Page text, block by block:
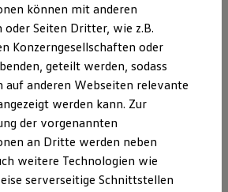
visit
Kollektion
Drop
Promacht Ihnen das Ein- und
– ohne, dass Sie sich in enge Lücken
Ihnen die Möglichkeit, das
Ausparken via Park Assist Pro-App
bietet er Ihnen alle Vorteile des
2 5
können mit anderen
oder Seiten Dritter, wie z.B.
Konzerngesellschaften oder
geteilt werden, sodass
auf anderen Webseiten relevante
werden kann. Zur
der vorgenannten
an Dritte werden neben
weitere Technologien wie
serverseitige Schnittstellen